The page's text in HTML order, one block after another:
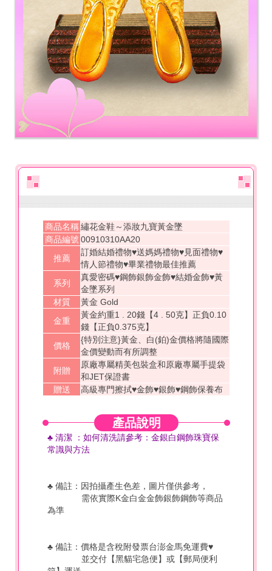
商品名稱 繡花金鞋～添妝九寶黃金墜
商品編號 00910310AA20
推薦
訂婚結婚禮物♥送媽媽禮物♥見面禮物♥
情人節禮物♥畢業禮物最佳推薦
系列
真愛密碼♥鋼飾銀飾金飾♥結婚金飾♥黃
金墜系列
材質
黃金 Gold
金重
黃金約重1 . 20錢【4 . 50克】正負0.10
錢【正負0.375克】
價格
{特別注意}黃金、白(鉑)金價格將隨國際
金價變動而有所調整
附贈
原廠專屬精美包裝盒和原廠專屬手提袋
和JET保證書
贈送
高級專門擦拭♥金飾♥銀飾♥鋼飾保養布
產品說明
♣ 清潔 ：如何清洗請參考 ：金銀白鋼飾珠寶保
常識與方法
♣ 備註：因拍攝產生色差，圖片僅供參考，
需依實際K金白金金飾銀飾鋼飾等商品
為準
♣ 備註：價格是含稅附發票台澎金馬免運費♥
並交付【黑貓宅急便】或【郵局便利